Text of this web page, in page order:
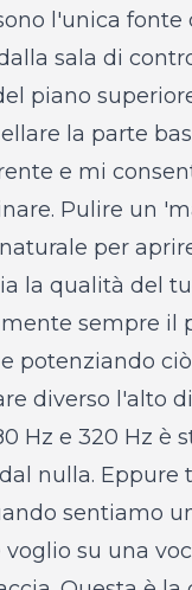
l'unica fonte
sala di
piano
la parte
e mi
Pulire un
per
la qualità del
sempre il
potenziando
diverso l'alto
Hz e 320 Hz è
nulla. Eppure
sentiamo
su una